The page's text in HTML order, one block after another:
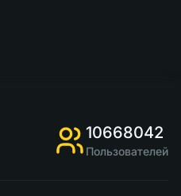
10668042
Пользователей